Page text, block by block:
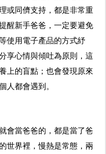
或同儕支持，都是非常重
醒新手爸爸，一定要避免
使用電子產品的方式紓
享心情與傾吐為原則，這
上的盲點；也會發現原來
人都會遇到。
會當爸爸的，都是當了爸
世界裡，慢熱是常態，兩